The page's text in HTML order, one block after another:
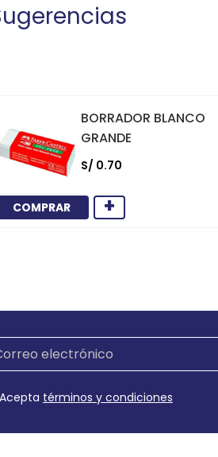
BORRADOR BLANCO
GRANDE
S/ 0.70
COMPRAR +
Acepta términos y condiciones